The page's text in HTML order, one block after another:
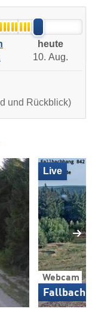
heute
10. Aug.
und Rückblick)
Webcam
Live